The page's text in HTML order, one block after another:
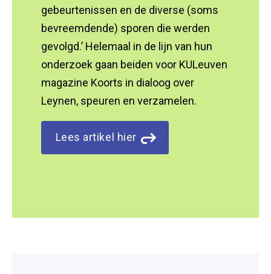
gebeurtenissen en de diverse (soms
bevreemdende) sporen die werden
gevolgd.’ Helemaal in de lijn van hun
onderzoek gaan beiden voor KULeuven
magazine Koorts in dialoog over
Leynen, speuren en verzamelen.
Lees artikel hier